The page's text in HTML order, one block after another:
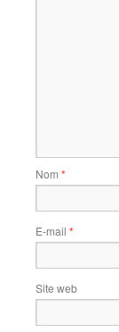
Nom *
E-mail *
Site web